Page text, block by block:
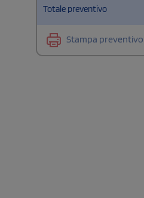
Totale preventivo
Stampa preventivo